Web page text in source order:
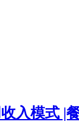
入模式 |